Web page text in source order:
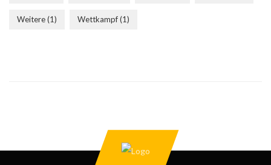
Weitere(1) Wettkampf(1)